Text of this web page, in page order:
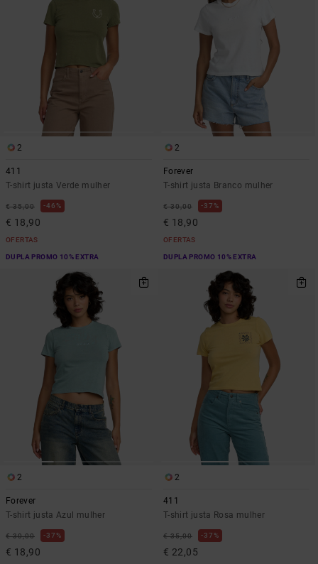
2
411
T-shirt justa Verde mulher
€ 35,00 46%
€ 18,90
OFERTAS
DUPLA PROMO 10% EXTRA
2
Forever
T-shirt justa Branco mulher
€ 30,00 37%
€ 18,90
OFERTAS
DUPLA PROMO 10% EXTRA
2
Forever
T-shirt justa Azul mulher
€ 30,00 37%
€ 18,90
2
411
T-shirt justa Rosa mulher
€ 35,00 37%
€ 22,05